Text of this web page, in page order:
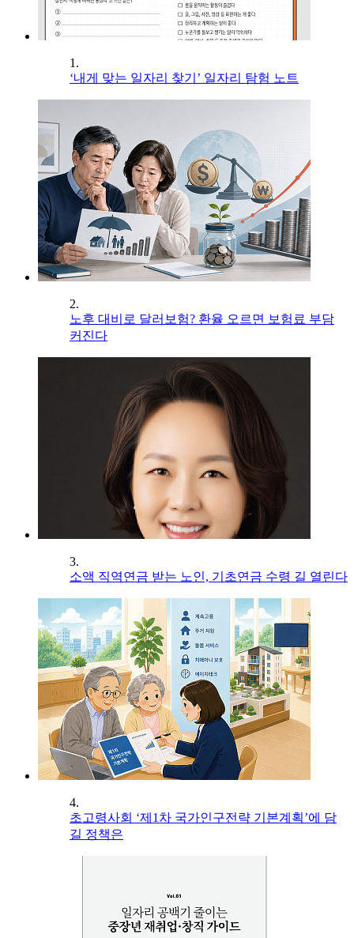
1.
‘내게 맞는 일자리 찾기’ 일자리 탐험 노트
2.
노후 대비로 달러보험? 환율 오르면 보험료 부담
커진다
3.
소액 직역연금 받는 노인, 기초연금 수령 길 열린다
4.
초고령사회 ‘제1차 국가인구전략 기본계획’에 담
길 정책은